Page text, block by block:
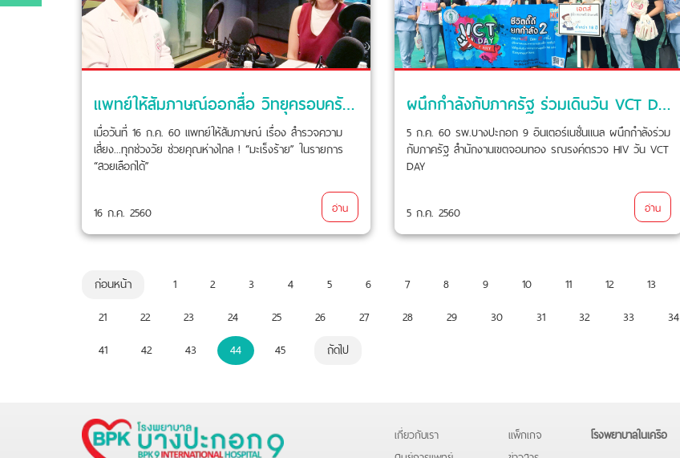
แพทย์ให้สัมภาษณ์ออกสื่อ วิทยุครอบครัวข่าว ส.ทร. 106FM
เมื่อวันที่ 16 ก.ค. 60 แพทย์ให้สัมภาษณ์ เรื่อง สำรวจความ
เสี่ยง...ทุกช่วงวัย ช่วยคุณห่างไกล ! “มะเร็งร้าย” ในรายการ
“สวยเลือกได้”
16 ก.ค. 2560 อ่าน
ผนึกกำลังกับภาครัฐ ร่วมเดินวัน VCT DAY รณรงค์ตรวจ HIV
5 ก.ค. 60 รพ.บางปะกอก 9 อินเตอร์เนชั่นแนล ผนึกกำลังร่วม
กับภาครัฐ สำนักงานเขตจอมทอง รณรงค์ตรวจ HIV วัน VCT
DAY
5 ก.ค. 2560 อ่าน
ก่อนหน้า 1 2 3 4 5 6 7 8 9 10 11 12 13
21
22 23 24 25 26 27 28 29 30 31 32 33 34
41
42 43 44 45 ถัดไป
เกี่ยวกับเรา
แพ็กเกจ
โรงพยาบาลในเครือ